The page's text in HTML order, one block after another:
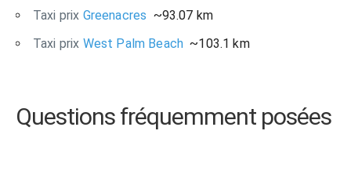
Taxi prix Greenacres ~93.07 km
Taxi prix West Palm Beach ~103.1 km
Questions fréquemment posées